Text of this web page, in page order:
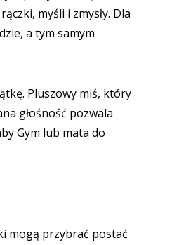
myśli i zmysły. Dla
a tym samym
Pluszowy miś, który
głośność pozwala
Gym lub mata do
mogą przybrać postać